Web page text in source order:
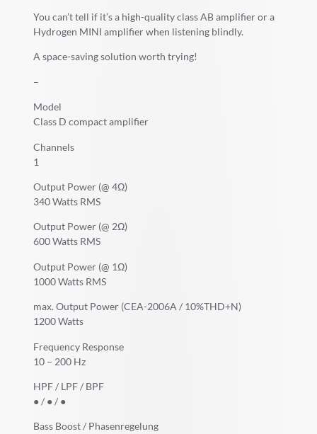
You can’t tell if it’s a high-quality class AB amplifier or a
Hydrogen MINI amplifier when listening blindly.
A space-saving solution worth trying!
–
Model
Class D compact amplifier
Channels
1
Output Power (@ 4Ω)
340 Watts RMS
Output Power (@ 2Ω)
600 Watts RMS
Output Power (@ 1Ω)
1000 Watts RMS
max. Output Power (CEA-2006A / 10%THD+N)
1200 Watts
Frequency Response
10 – 200 Hz
HPF / LPF / BPF
● / ● / ●
Bass Boost / Phasenregelung